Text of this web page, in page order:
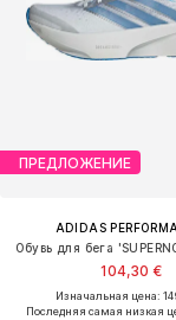
ПРЕДЛОЖЕНИЕ
ADIDAS
Обувь для бега
104,30 €
Изначальная цена:
Последняя самая низкая